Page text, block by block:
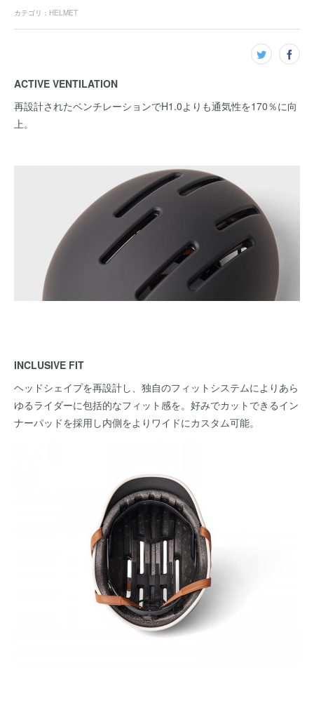
カテゴリ ： HELMET
ACTIVE VENTILATION
再設計されたベンチレーションでH1.0よりも通気性を170％に向
上。
INCLUSIVE FIT
ヘッドシェイプを再設計し、独自のフィットシステムによりあら
ゆるライダーに包括的なフィット感を。好みでカットできるイン
ナーパッドを採用し内側をよりワイドにカスタム可能。